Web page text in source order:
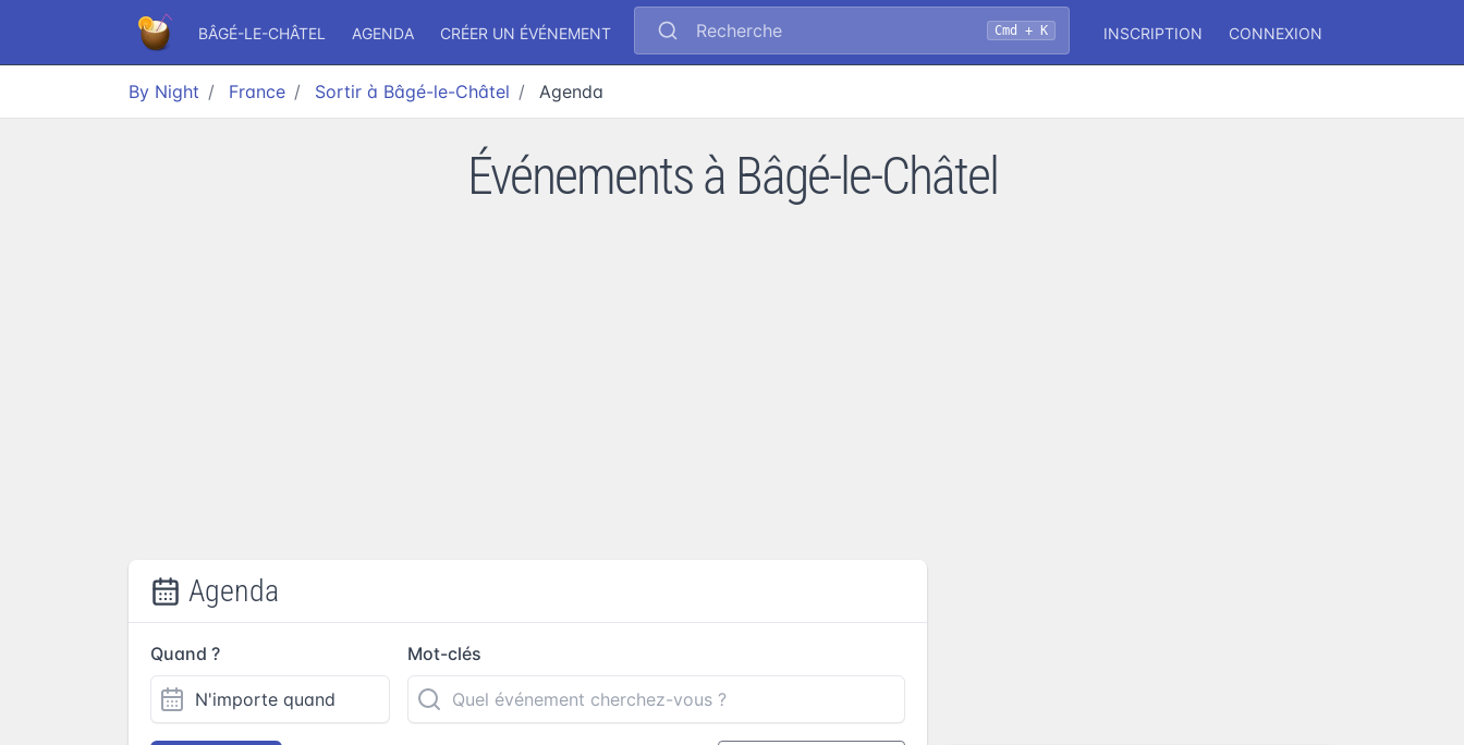
BÂGÉ-LE-CHÂTEL AGENDA CRÉER UN ÉVÉNEMENT Recherche Cmd + K INSCRIPTION CONNEXION
By Night France Sortir à Bâgé-le-Châtel Agenda
Événements à Bâgé-le-Châtel
Agenda
Quand ? Mot-clés